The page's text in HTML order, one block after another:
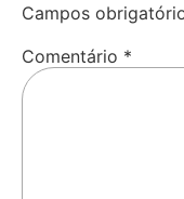
Campos
Comentário *